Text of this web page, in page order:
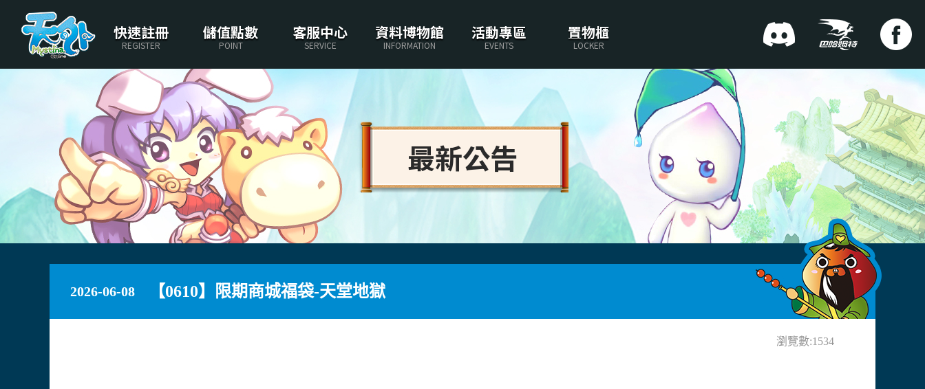
快速註冊
REGISTER
儲值點數
POINT
客服中心
SERVICE
資料博物館
INFORMATION
活動專區
EVENTS
置物櫃
LOCKER
最新公告
2026-06-08 【0610】限期商城福袋-天堂地獄
瀏覽數:1534